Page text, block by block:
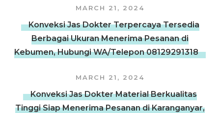
MARCH 21, 2024
Konveksi Jas Dokter Terpercaya Tersedia
Berbagai Ukuran Menerima Pesanan di
Kebumen, Hubungi WA/Telepon 08129291318
MARCH 21, 2024
Konveksi Jas Dokter Material Berkualitas
Tinggi Siap Menerima Pesanan di Karanganyar,